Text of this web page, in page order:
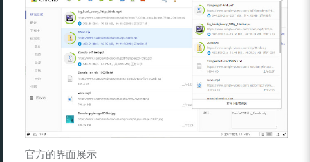
官方的界面展示